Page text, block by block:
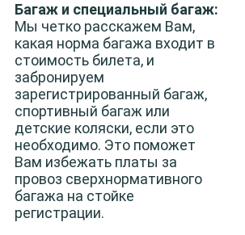
Багаж и специальный багаж:
Мы четко расскажем Вам,
какая норма багажа входит в
стоимость билета, и
забронируем
зарегистрированный багаж,
спортивный багаж или
детские коляски, если это
необходимо. Это поможет
Вам избежать платы за
провоз сверхнормативного
багажа на стойке
регистрации.